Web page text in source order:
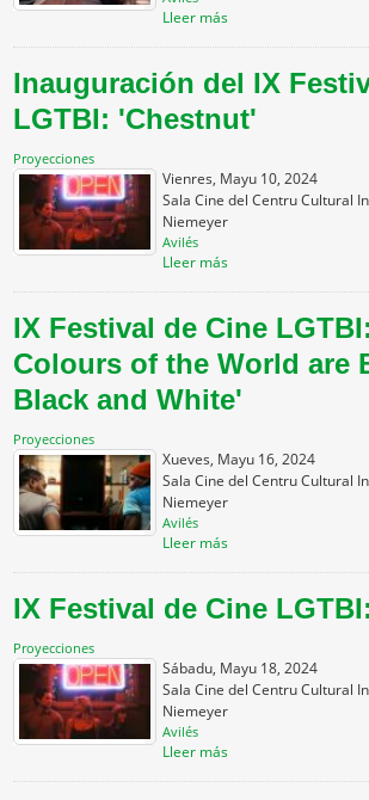
Lleer más
Inauguración del IX
LGTBI: 'Chestnut'
Proyecciones
Vienres, Mayu 10, 2024
Sala Cine del Centru Cultural
Niemeyer
Avilés
Lleer más
IX Festival de Cine
Colours of the World are
Black and White'
Proyecciones
Xueves, Mayu 16, 2024
Sala Cine del Centru Cultural
Niemeyer
Avilés
Lleer más
IX Festival de Cine
Proyecciones
Sábadu, Mayu 18, 2024
Sala Cine del Centru Cultural
Niemeyer
Avilés
Lleer más